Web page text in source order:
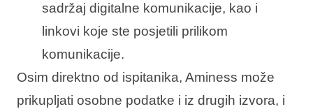
sadržaj digitalne komunikacije, kao i
linkovi koje ste posjetili prilikom
komunikacije.
Osim direktno od ispitanika, Aminess može
prikupljati osobne podatke i iz drugih izvora, i